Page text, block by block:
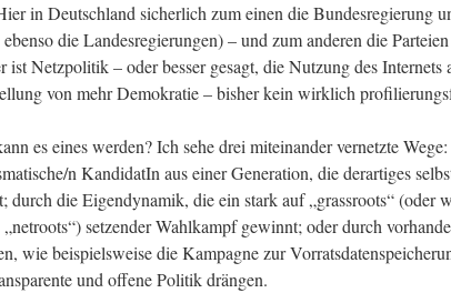
in Deutsch­land sicher­lich zum einen die Bun­des­re­gie­rung
die Lan­des­re­gie­run­gen) – und zum ande­ren die
ist Netz­po­li­tik – oder bes­ser gesagt, die Nut­zung des Inter­nets
von mehr Demo­kra­tie – bis­her kein wirk­lich
es eines wer­den? Ich sehe drei mit­ein­an­der ver­netz­te
n Kan­di­da­tIn aus einer Gene­ra­ti­on, die der­ar­ti­ges
durch die Eigen­dy­na­mik, die ein stark auf „grass­roots“ (oder
set­zen­der Wahl­kampf gewinnt; oder durch
wie bei­spiels­wei­se die Kam­pa­gne zur
und offe­ne Poli­tik drängen.